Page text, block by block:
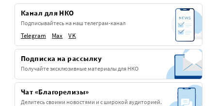
Канал для НКО
Подписывайтесь на наш телеграм-канал
Telegram Max VK
Подписка на рассылку
Получайте эксклюзивные материалы для НКО
Чат «Благорелизы»
Делитесь своими новостями и с широкой аудиторией.